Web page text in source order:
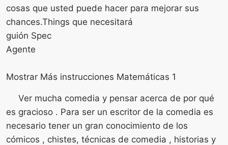
cosas que usted puede hacer para mejorar sus
chances.Things que necesitará
guión Spec
Agente
Mostrar Más instrucciones Matemáticas 1
Ver mucha comedia y pensar acerca de por qué
es gracioso . Para ser un escritor de la comedia es
necesario tener un gran conocimiento de los
cómicos , chistes, técnicas de comedia , historias y